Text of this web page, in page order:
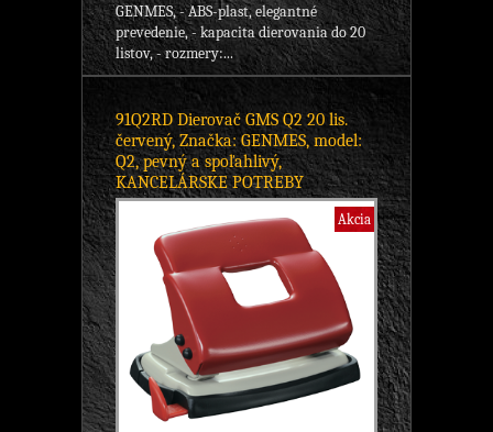
GENMES, - ABS-plast, elegantné
prevedenie, - kapacita dierovania do 20
listov, - rozmery:...
91Q2RD Dierovač GMS Q2 20 lis.
červený, Značka: GENMES, model:
Q2, pevný a spoľahlivý,
KANCELÁRSKE POTREBY
Akcia